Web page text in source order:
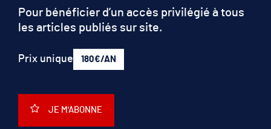
Pour bénéficier d’un accès privilégié à tous
les articles publiés sur site.
Prix unique 180€/AN
JE M'ABONNE